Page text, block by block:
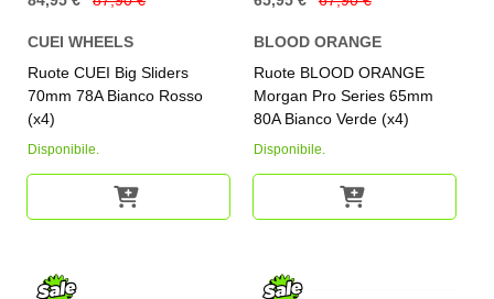
CUEI WHEELS
Ruote CUEI Big Sliders
70mm 78A Bianco Rosso
(x4)
Disponibile.
BLOOD ORANGE
Ruote BLOOD ORANGE
Morgan Pro Series 65mm
80A Bianco Verde (x4)
Disponibile.